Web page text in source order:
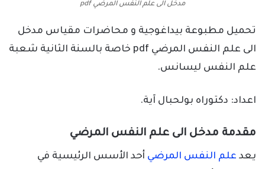
مدخل الى علم النفس المرضي pdf
تحميل مطبوعة بيداغوجية و محاضرات مقياس مدخل
الى علم النفس المرضي pdf خاصة بالسنة الثانية شعبة
علم النفس ليسانس.
اعداد: دكتوراه بولحبال آية.
مقدمة مدخل الى علم النفس المرضي
يعد علم النفس المرضي أحد الأسس الرئيسية في